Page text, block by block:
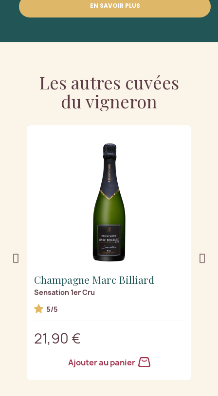
EN SAVOIR PLUS
Les autres cuvées
du vigneron
Champagne Marc Billiard
Sensation 1er Cru
5/5
21,90 €
Ajouter au panier